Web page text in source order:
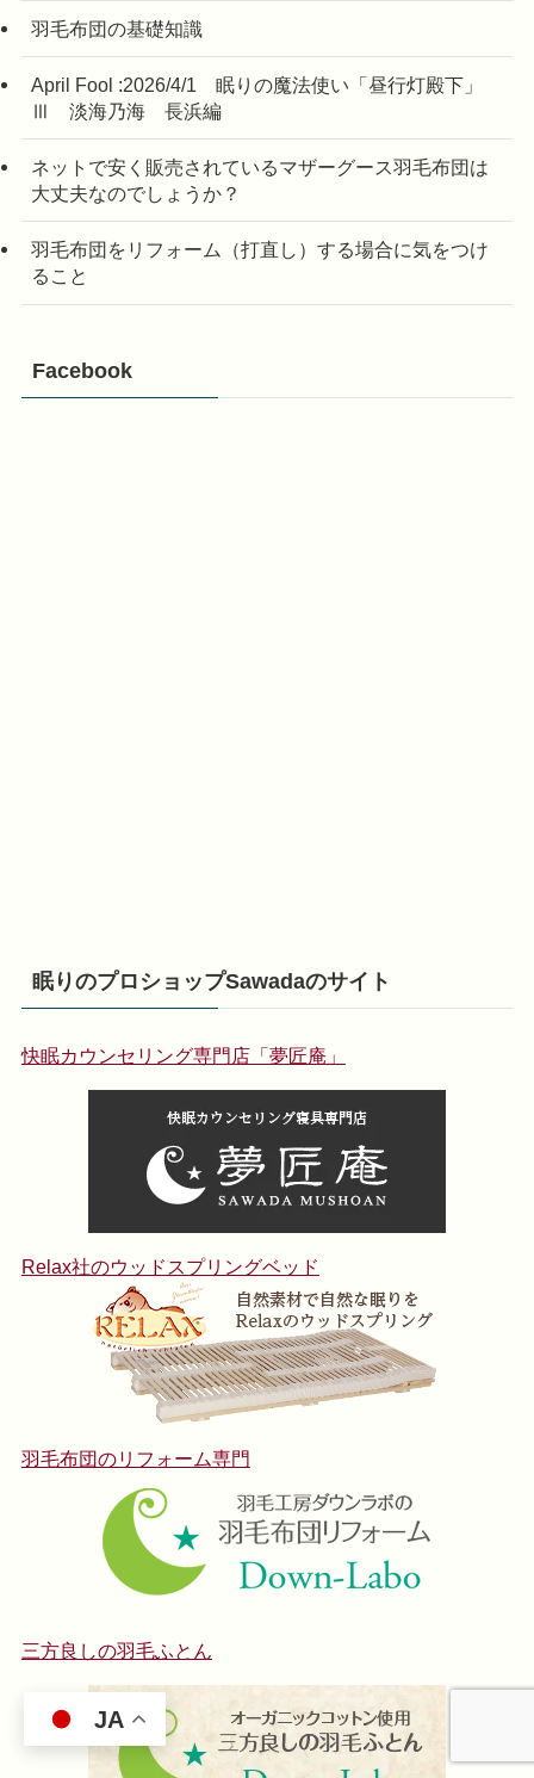
羽毛布団の基礎知識
April Fool :2026/4/1 眠りの魔法使い「昼行灯殿下」
Ⅲ 淡海乃海 長浜編
ネットで安く販売されているマザーグース羽毛布団は
大丈夫なのでしょうか？
羽毛布団をリフォーム（打直し）する場合に気をつけ
ること
Facebook
眠りのプロショップSawadaのサイト
快眠カウンセリング専門店「夢匠庵」
Relax社のウッドスプリングベッド
羽毛布団のリフォーム専門
三方良しの羽毛ふとん
JA